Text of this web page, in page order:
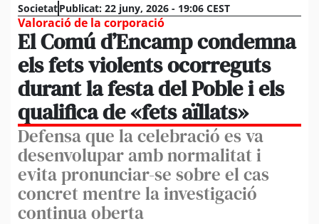
SocietatPublicat: 22 juny, 2026 - 19:06 CEST
Valoració de la corporació
El Comú d’Encamp condemna
els fets violents ocorreguts
durant la festa del Poble i els
qualifica de «fets aïllats»
Defensa que la celebració es va
desenvolupar amb normalitat i
evita pronunciar-se sobre el cas
concret mentre la investigació
continua oberta